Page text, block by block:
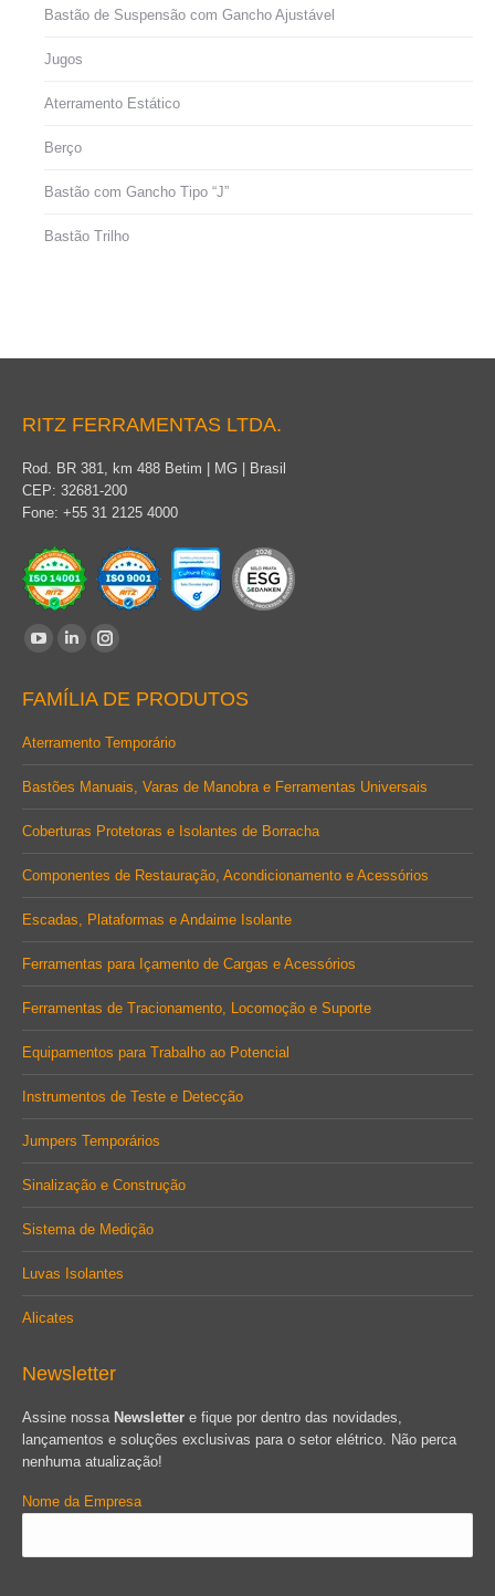
Bastão de Suspensão com Gancho Ajustável
Jugos
Aterramento Estático
Berço
Bastão com Gancho Tipo “J”
Bastão Trilho
RITZ FERRAMENTAS LTDA.
Rod. BR 381, km 488 Betim | MG | Brasil
CEP: 32681-200
Fone: +55 31 2125 4000
Encontre-nos em:
opens
in
window
Linkedin
opens
in
window
Instagram
opens
in
window
FAMÍLIA DE PRODUTOS
Aterramento Temporário
Bastões Manuais, Varas de Manobra e Ferramentas Universais
Coberturas Protetoras e Isolantes de Borracha
Componentes de Restauração, Acondicionamento e Acessórios
Escadas, Plataformas e Andaime Isolante
Ferramentas para Içamento de Cargas e Acessórios
Ferramentas de Tracionamento, Locomoção e Suporte
Equipamentos para Trabalho ao Potencial
Instrumentos de Teste e Detecção
Jumpers Temporários
Sinalização e Construção
Sistema de Medição
Luvas Isolantes
Alicates
Newsletter
Assine nossa Newsletter e fique por dentro das novidades,
lançamentos e soluções exclusivas para o setor elétrico. Não perca
nenhuma atualização!
Nome da Empresa